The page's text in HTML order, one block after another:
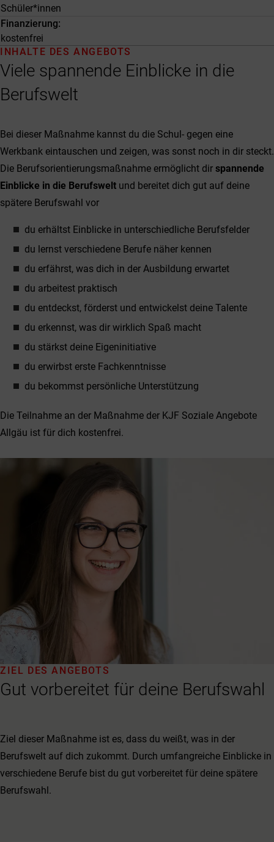
Schüler*innen
Finanzierung
kostenfrei
Viele spannende Einblicke in die
Berufswelt
INHALTE DES ANGEBOTS
Bei dieser Maßnahme kannst du die Schul- gegen eine
Werkbank eintauschen und zeigen, was sonst noch in dir steckt.
Die Berufsorientierungsmaßnahme ermöglicht dir spannende
Einblicke in die Berufswelt und bereitet dich gut auf deine
spätere Berufswahl vor
du erhältst Einblicke in unterschiedliche Berufsfelder
du lernst verschiedene Berufe näher kennen
du erfährst, was dich in der Ausbildung erwartet
du arbeitest praktisch
du entdeckst, förderst und entwickelst deine Talente
du erkennst, was dir wirklich Spaß macht
du stärkst deine Eigeninitiative
du erwirbst erste Fachkenntnisse
du bekommst persönliche Unterstützung
Die Teilnahme an der Maßnahme der KJF Soziale Angebote
Allgäu ist für dich kostenfrei.
Gut vorbereitet für deine Berufswahl
ZIEL DES ANGEBOTS
Ziel dieser Maßnahme ist es, dass du weißt, was in der
Berufswelt auf dich zukommt. Durch umfangreiche Einblicke in
verschiedene Berufe bist du gut vorbereitet für deine spätere
Berufswahl.